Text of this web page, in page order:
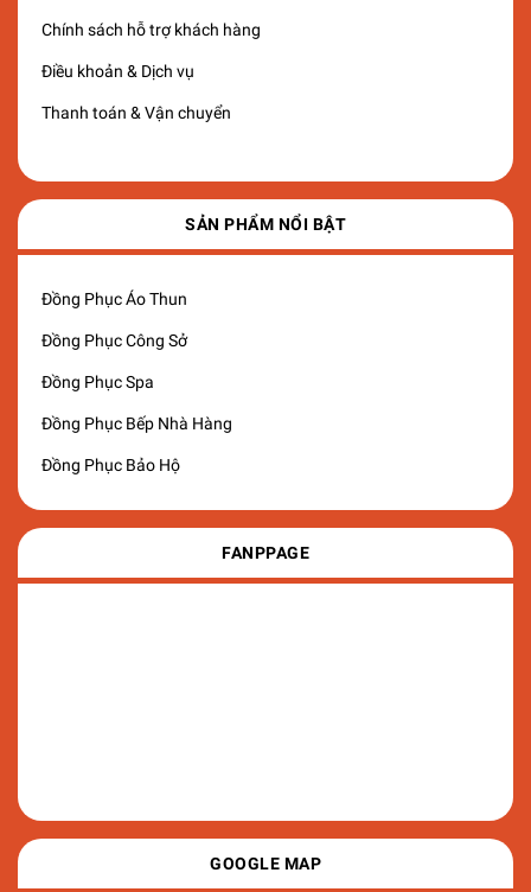
Chính sách hỗ trợ khách hàng
Điều khoản & Dịch vụ
Thanh toán & Vận chuyển
SẢN PHẨM NỔI BẬT
Đồng Phục Áo Thun
Đồng Phục Công Sở
Đồng Phục Spa
Đồng Phục Bếp Nhà Hàng
Đồng Phục Bảo Hộ
FANPPAGE
GOOGLE MAP